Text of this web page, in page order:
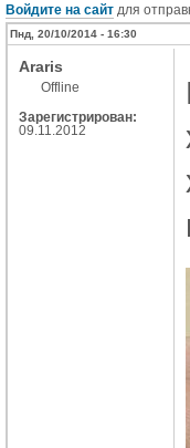
Войдите на сайт для
Пнд, 20/10/2014 - 16:30
Araris
Offline
Зарегистрирован:
09.11.2012